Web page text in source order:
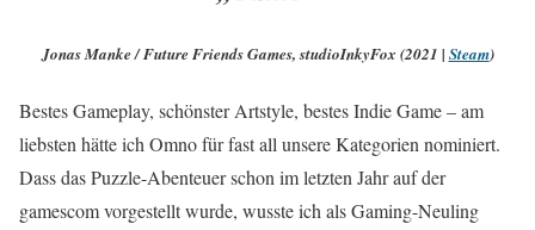
Jonas Manke / Future Friends Games, studioInkyFox (2021 | Steam)
Bestes Gameplay, schönster Artstyle, bestes Indie Game – am
liebsten hätte ich Omno für fast all unsere Kategorien nominiert.
Dass das Puzzle-Abenteuer schon im letzten Jahr auf der
gamescom vorgestellt wurde, wusste ich als Gaming-Neuling